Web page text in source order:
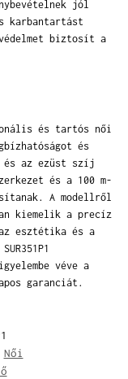
jól
karbantartást
biztosít a
és tartós női
és
és az ezüst szíj
és a 100 m-
A modellről
kiemelik a precíz
esztétika és a
véve a
garanciát.
Női